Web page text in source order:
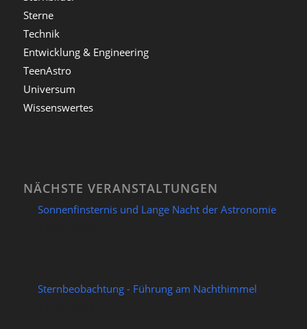
Sterne
Technik
Entwicklung & Engineering
TeenAstro
Universum
Wissenswertes
NÄCHSTE VERANSTALTUNGEN
Sonnenfinsternis und Lange Nacht der Astronomie
Sternbeobachtung - Führung am Nachthimmel